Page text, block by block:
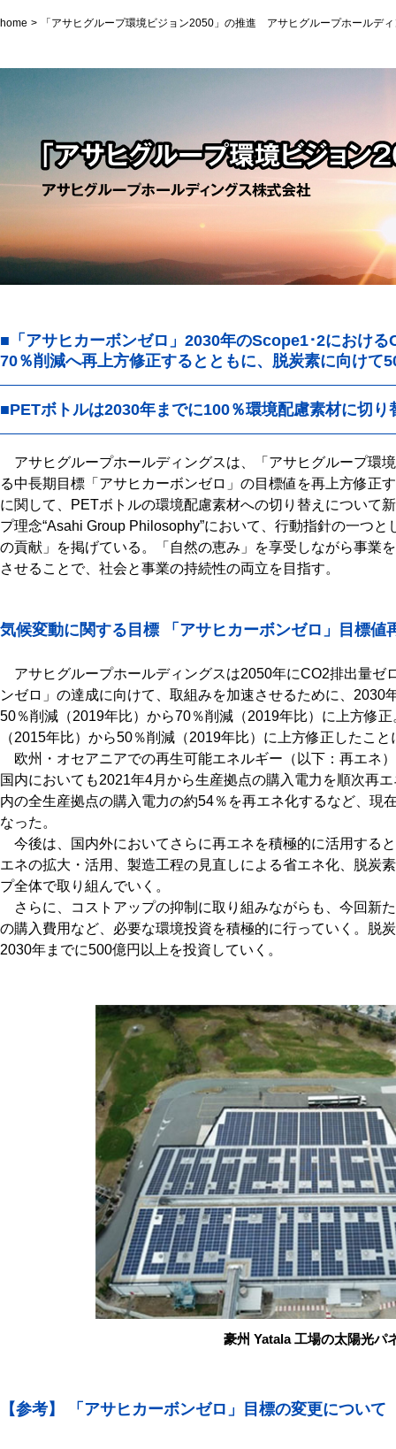
home 「アサヒグループ環境ビジョン2050」の推進 アサヒグループホールデ
■「アサヒカーボンゼロ」2030年のScope1･2におけ
70％削減へ再上方修正するとともに、脱炭素に向けて
■PETボトルは2030年までに100％環境配慮素材に切
アサヒグループホールディングスは、「アサヒグループ環
る中長期目標「アサヒカーボンゼロ」の目標値を再上方修正
に関して、PETボトルの環境配慮素材への切り替えについて
プ理念“Asahi Group Philosophy”において、行動指針の一つ
の貢献」を掲げている。「自然の恵み」を享受しながら事業
させることで、社会と事業の持続性の両立を目指す。
気候変動に関する目標 「アサヒカーボンゼロ」目標値
アサヒグループホールディングスは2050年にCO2排出量ゼ
ンゼロ」の達成に向けて、取組みを加速させるために、2030
50％削減（2019年比）から70％削減（2019年比）に上方修
（2015年比）から50％削減（2019年比）に上方修正したこ
欧州・オセアニアでの再生可能エネルギー（以下：再エネ
国内においても2021年4月から生産拠点の購入電力を順次再
内の全生産拠点の購入電力の約54％を再エネ化するなど、現
なった。
今後は、国内外においてさらに再エネを積極的に活用する
エネの拡大・活用、製造工程の見直しによる省エネ化、脱炭
プ全体で取り組んでいく。
さらに、コストアップの抑制に取り組みながらも、今回新
の購入費用など、必要な環境投資を積極的に行っていく。脱
2030年までに500億円以上を投資していく。
豪州 Yatala 工場の太陽光パ
【参考】 「アサヒカーボンゼロ」目標の変更について